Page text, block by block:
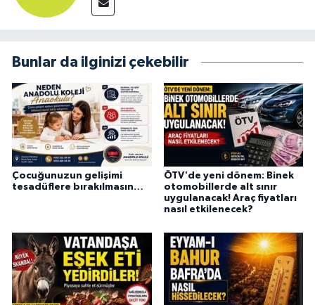
Bunlar da ilginizi çekebilir
Çocuğunuzun gelişimi
tesadüflere bırakılmasın…
ÖTV'de yeni dönem: Binek
otomobillerde alt sınır
uygulanacak! Araç fiyatları
nasıl etkilenecek?